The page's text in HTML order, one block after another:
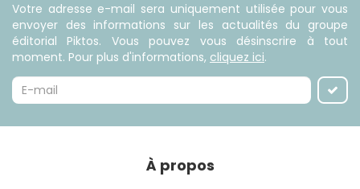
Votre adresse e-mail sera uniquement utilisée pour vous
envoyer des informations sur les actualités du groupe
éditorial Piktos. Vous pouvez vous désinscrire à tout
moment. Pour plus d'informations, cliquez ici.
À propos